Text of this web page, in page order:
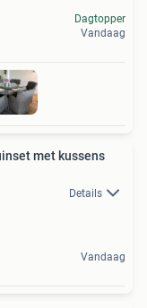
Dagtopper
Vandaag
met kussens
Details
Vandaag